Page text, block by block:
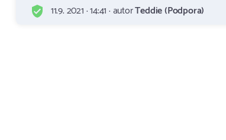
11.9. 2021 · 14:41 · autorTeddie (Podpora)